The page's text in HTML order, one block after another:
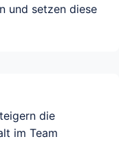
und setzen diese
die
im Team